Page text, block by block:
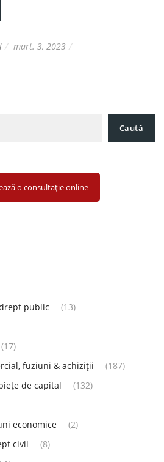
mart. 3, 2023
Caută
o consultație online
public
(13)
(17)
fuziuni & achiziții
(187)
de capital
(132)
economice
(2)
civil
(8)